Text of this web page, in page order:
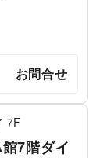
お問合せ
7F
7階ダイ